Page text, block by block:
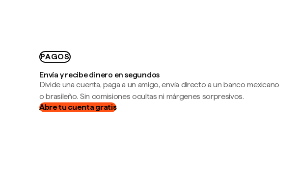
PAGOS
Envía y recibe dinero en segundos
Divide una cuenta, paga a un amigo, envía directo a un banco mexicano
o brasileño. Sin comisiones ocultas ni márgenes sorpresivos.
Abre tu cuenta gratis